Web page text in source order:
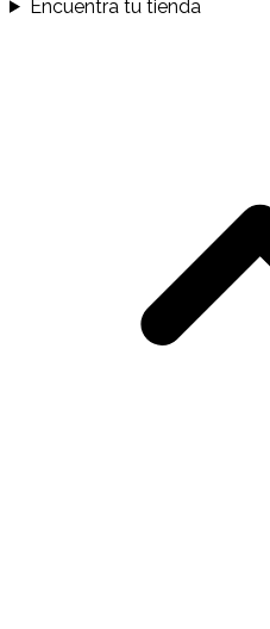
Encuentra tu tienda